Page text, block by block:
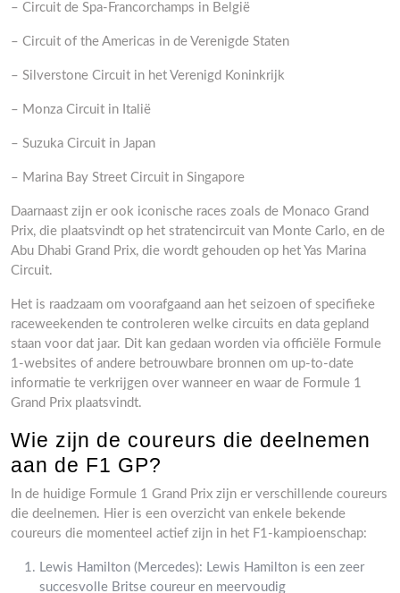
– Circuit de Spa-Francorchamps in België
– Circuit of the Americas in de Verenigde Staten
– Silverstone Circuit in het Verenigd Koninkrijk
– Monza Circuit in Italië
– Suzuka Circuit in Japan
– Marina Bay Street Circuit in Singapore
Daarnaast zijn er ook iconische races zoals de Monaco Grand
Prix, die plaatsvindt op het stratencircuit van Monte Carlo, en de
Abu Dhabi Grand Prix, die wordt gehouden op het Yas Marina
Circuit.
Het is raadzaam om voorafgaand aan het seizoen of specifieke
raceweekenden te controleren welke circuits en data gepland
staan voor dat jaar. Dit kan gedaan worden via officiële Formule
1-websites of andere betrouwbare bronnen om up-to-date
informatie te verkrijgen over wanneer en waar de Formule 1
Grand Prix plaatsvindt.
Wie zijn de coureurs die deelnemen
aan de F1 GP?
In de huidige Formule 1 Grand Prix zijn er verschillende coureurs
die deelnemen. Hier is een overzicht van enkele bekende
coureurs die momenteel actief zijn in het F1-kampioenschap:
Lewis Hamilton (Mercedes): Lewis Hamilton is een zeer
succesvolle Britse coureur en meervoudig